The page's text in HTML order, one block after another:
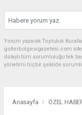
Yorum yazarak Topluluk
gollerbolgesigazetesi.com
dolaylı tüm sorumluluğu tek
yönetimi hiçbir şekilde
Anasayfa ÖZEL